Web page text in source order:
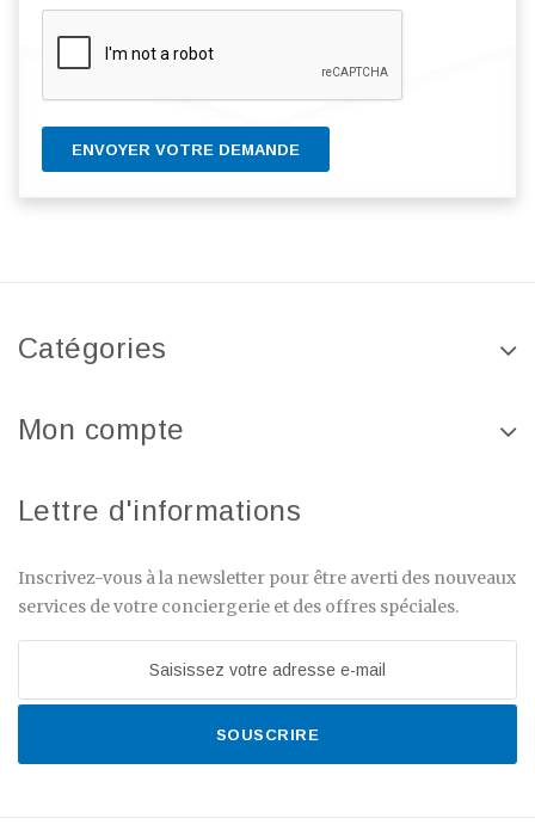
ENVOYER VOTRE DEMANDE
Catégories
Mon compte
Lettre d'informations
Inscrivez-vous à la newsletter pour être averti des nouveaux
services de votre conciergerie et des offres spéciales.
SOUSCRIRE